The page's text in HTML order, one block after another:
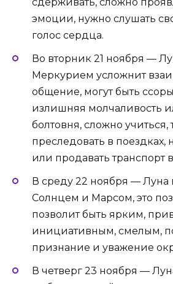
эмоции, нужно слушать
голос сердца.
Во вторник 21 ноября —
Меркурием усложнит
общение, могут быть
излишняя молчаливость
болтовня, сложно учиться,
преследовать в поездках,
или продавать транспорт
В среду 22 ноября — Луна
Солнцем и Марсом, это
позволит быть ярким,
инициативным, смелым,
признание и уважение
В четверг 23 ноября —